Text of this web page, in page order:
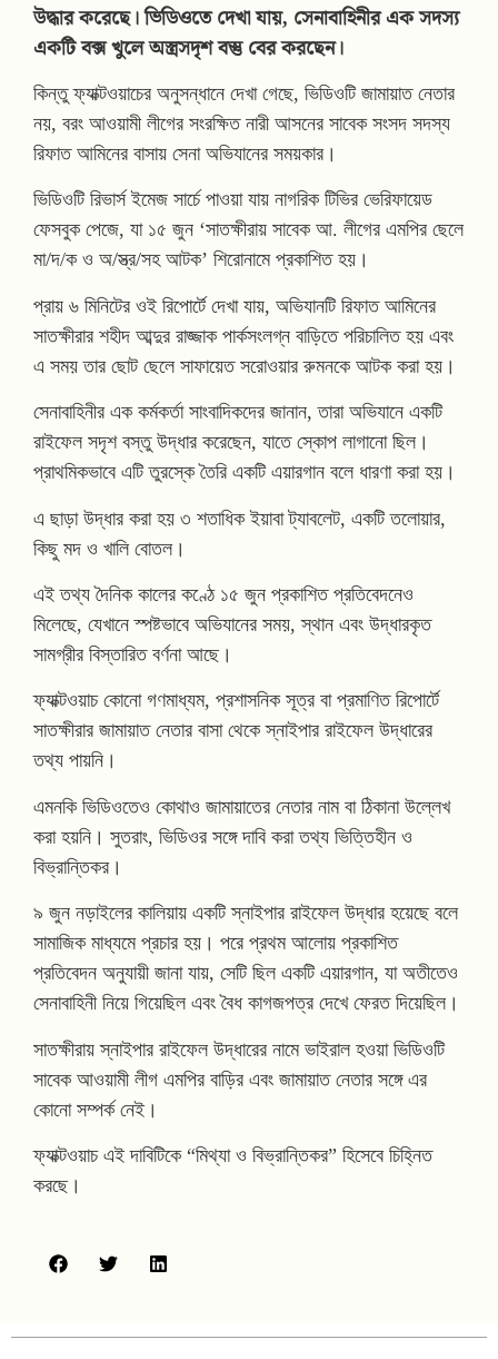
উদ্ধার করেছে। ভিডিওতে দেখা যায়, সেনাবাহিনীর এক সদস্য
একটি বক্স খুলে অস্ত্রসদৃশ বস্তু বের করছেন।
কিন্তু ফ্যাক্টওয়াচের অনুসন্ধানে দেখা গেছে, ভিডিওটি জামায়াত নেতার
নয়, বরং আওয়ামী লীগের সংরক্ষিত নারী আসনের সাবেক সংসদ সদস্য
রিফাত আমিনের বাসায় সেনা অভিযানের সময়কার।
ভিডিওটি রিভার্স ইমেজ সার্চে পাওয়া যায় নাগরিক টিভির ভেরিফায়েড
ফেসবুক পেজে, যা ১৫ জুন ‘সাতক্ষীরায় সাবেক আ. লীগের এমপির ছেলে
মা/দ/ক ও অ/স্ত্র/সহ আটক’ শিরোনামে প্রকাশিত হয়।
প্রায় ৬ মিনিটের ওই রিপোর্টে দেখা যায়, অভিযানটি রিফাত আমিনের
সাতক্ষীরার শহীদ আব্দুর রাজ্জাক পার্কসংলগ্ন বাড়িতে পরিচালিত হয় এবং
এ সময় তার ছোট ছেলে সাফায়েত সরোওয়ার রুমনকে আটক করা হয়।
সেনাবাহিনীর এক কর্মকর্তা সাংবাদিকদের জানান, তারা অভিযানে একটি
রাইফেল সদৃশ বস্তু উদ্ধার করেছেন, যাতে স্কোপ লাগানো ছিল।
প্রাথমিকভাবে এটি তুরস্কে তৈরি একটি এয়ারগান বলে ধারণা করা হয়।
এ ছাড়া উদ্ধার করা হয় ৩ শতাধিক ইয়াবা ট্যাবলেট, একটি তলোয়ার,
কিছু মদ ও খালি বোতল।
এই তথ্য দৈনিক কালের কণ্ঠে ১৫ জুন প্রকাশিত প্রতিবেদনেও
মিলেছে, যেখানে স্পষ্টভাবে অভিযানের সময়, স্থান এবং উদ্ধারকৃত
সামগ্রীর বিস্তারিত বর্ণনা আছে।
ফ্যাক্টওয়াচ কোনো গণমাধ্যম, প্রশাসনিক সূত্র বা প্রমাণিত রিপোর্টে
সাতক্ষীরার জামায়াত নেতার বাসা থেকে স্নাইপার রাইফেল উদ্ধারের
তথ্য পায়নি।
এমনকি ভিডিওতেও কোথাও জামায়াতের নেতার নাম বা ঠিকানা উল্লেখ
করা হয়নি। সুতরাং, ভিডিওর সঙ্গে দাবি করা তথ্য ভিত্তিহীন ও
বিভ্রান্তিকর।
৯ জুন নড়াইলের কালিয়ায় একটি স্নাইপার রাইফেল উদ্ধার হয়েছে বলে
সামাজিক মাধ্যমে প্রচার হয়। পরে প্রথম আলোয় প্রকাশিত
প্রতিবেদন অনুযায়ী জানা যায়, সেটি ছিল একটি এয়ারগান, যা অতীতেও
সেনাবাহিনী নিয়ে গিয়েছিল এবং বৈধ কাগজপত্র দেখে ফেরত দিয়েছিল।
সাতক্ষীরায় স্নাইপার রাইফেল উদ্ধারের নামে ভাইরাল হওয়া ভিডিওটি
সাবেক আওয়ামী লীগ এমপির বাড়ির এবং জামায়াত নেতার সঙ্গে এর
কোনো সম্পর্ক নেই।
ফ্যাক্টওয়াচ এই দাবিটিকে “মিথ্যা ও বিভ্রান্তিকর” হিসেবে চিহ্নিত
করছে।